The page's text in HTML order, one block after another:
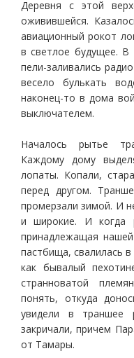
Деревня с этой
оживившейся.
авиационный рокот
в светлое будущее.
пели-заливались
весело булькать
наконец-то в дома
выключателем.
Началось рытье
Каждому дому
лопаты. Копали,
перед другом.
промерзали зимой. И
и широкие. И когда
принадлежащая
пастбища, свалилась
как бывалый
странноватой
понять, откуда
увидели в траншее
закричали, причем
от Тамары.